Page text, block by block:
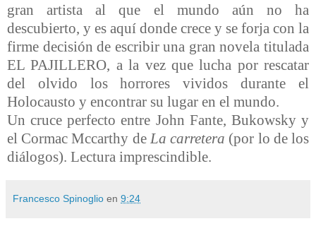
gran artista al que el mundo aún no ha
descubierto, y es aquí donde crece y se forja con la
firme decisión de escribir una gran novela titulada
EL PAJILLERO, a la vez que lucha por rescatar
del olvido los horrores vividos durante el
Holocausto y encontrar su lugar en el mundo.
Un cruce perfecto entre John Fante, Bukowsky y
el Cormac Mccarthy de La carretera (por lo de los
diálogos). Lectura imprescindible.
Francesco Spinoglio en 9:24